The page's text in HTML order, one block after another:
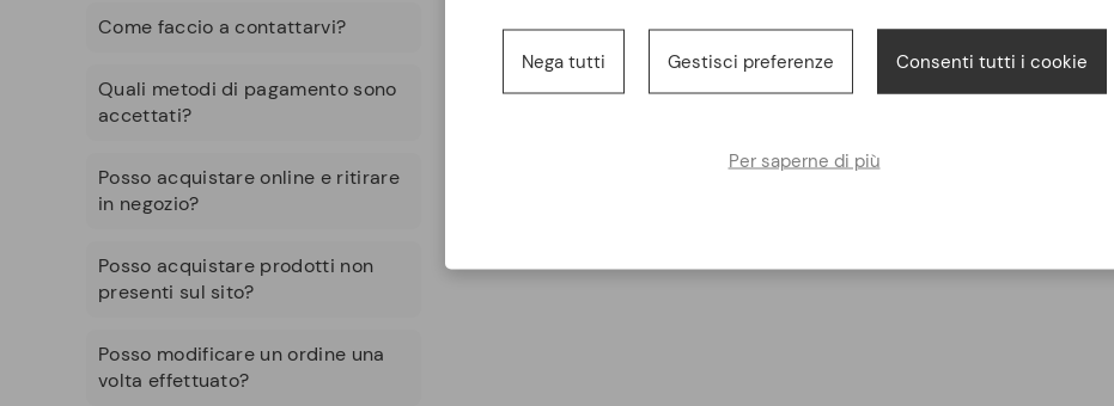
Come faccio a contattarvi?
Quali metodi di pagamento sono
accettati?
Posso acquistare online e ritirare
in negozio?
Posso acquistare prodotti non
presenti sul sito?
Posso modificare un ordine una
volta effettuato?
Nega tutti Gestisci preferenze Consenti tutti i cookie
Per saperne di più